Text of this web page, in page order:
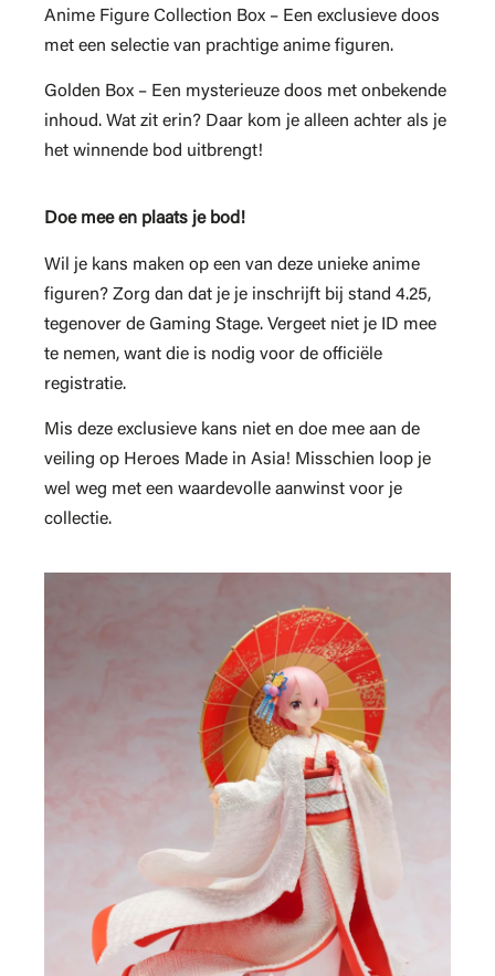
Anime Figure Collection Box – Een exclusieve doos
met een selectie van prachtige anime figuren.
Golden Box – Een mysterieuze doos met onbekende
inhoud. Wat zit erin? Daar kom je alleen achter als je
het winnende bod uitbrengt!
Doe mee en plaats je bod!
Wil je kans maken op een van deze unieke anime
figuren? Zorg dan dat je je inschrijft bij stand 4.25,
tegenover de Gaming Stage. Vergeet niet je ID mee
te nemen, want die is nodig voor de officiële
registratie.
Mis deze exclusieve kans niet en doe mee aan de
veiling op Heroes Made in Asia! Misschien loop je
wel weg met een waardevolle aanwinst voor je
collectie.